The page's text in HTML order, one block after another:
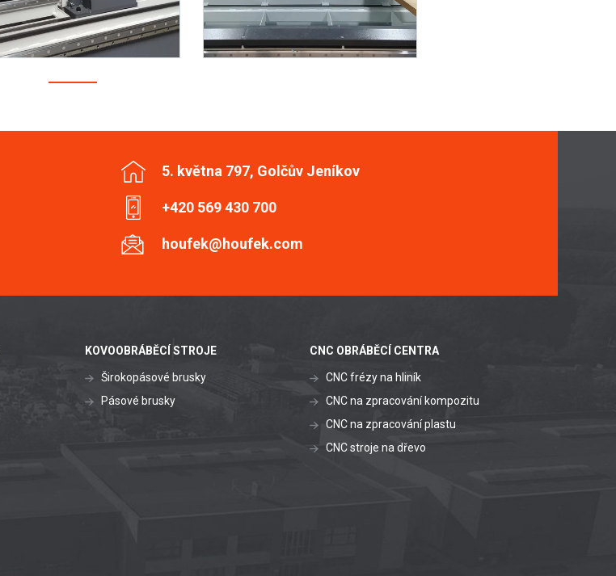
5. května 797, Golčův Jeníkov
+420 569 430 700
houfek@houfek.com
KOVOOBRÁBĚCÍ STROJE
Širokopásové brusky
Pásové brusky
CNC OBRÁBĚCÍ CENTRA
CNC frézy na hliník
CNC na zpracování kompozitu
CNC na zpracování plastu
CNC stroje na dřevo